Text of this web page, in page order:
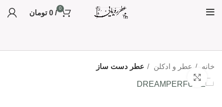
0
/
0 تومان
خانه عطر و ادکلن عطر دست ساز